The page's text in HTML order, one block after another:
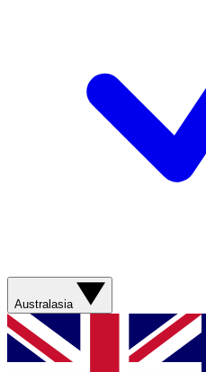
Australasia